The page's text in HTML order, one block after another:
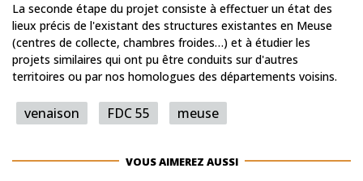
La seconde étape du projet consiste à effectuer un état des
lieux précis de l'existant des structures existantes en Meuse
(centres de collecte, chambres froides…) et à étudier les
projets similaires qui ont pu être conduits sur d'autres
territoires ou par nos homologues des départements voisins.
venaison FDC 55 meuse
VOUS AIMEREZ AUSSI